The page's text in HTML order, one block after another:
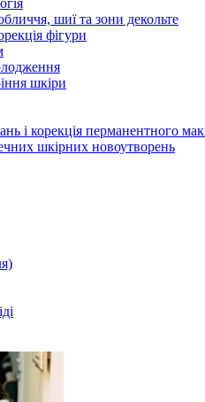
шиї та зони декольте
фігури
шкіри
і корекція перманентного
шкірних новоутворень